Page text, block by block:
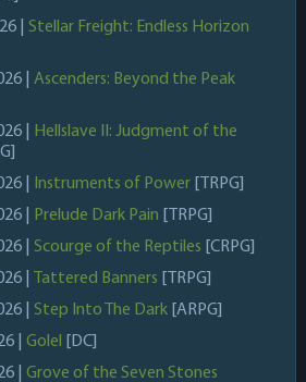
| Stellar Freight: Endless Horizon
| Ascenders: Beyond the Peak
|
Hellslave II: Judgment of the
|
Instruments of Power
[TRPG]
|
Prelude Dark Pain
[TRPG]
| Scourge of the Reptiles [CRPG]
|
Tattered Banners
[TRPG]
| Step Into The Dark [ARPG]
| Golel
[DC]
| Grove of the Seven Stones